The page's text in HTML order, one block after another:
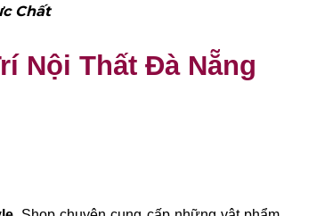
Chất
Nội Thất Đà Nẵng